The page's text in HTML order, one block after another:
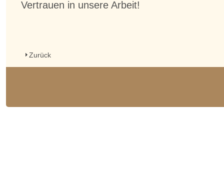
Vertrauen in unsere Arbeit!
Zurück